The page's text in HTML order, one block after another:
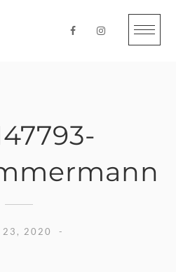
23, 2020